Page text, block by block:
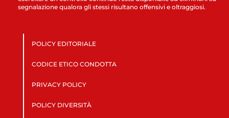
segnalazione qualora gli stessi risultano offensivi e oltraggiosi.
POLICY EDITORIALE
CODICE ETICO CONDOTTA
PRIVACY POLICY
POLICY DIVERSITÀ